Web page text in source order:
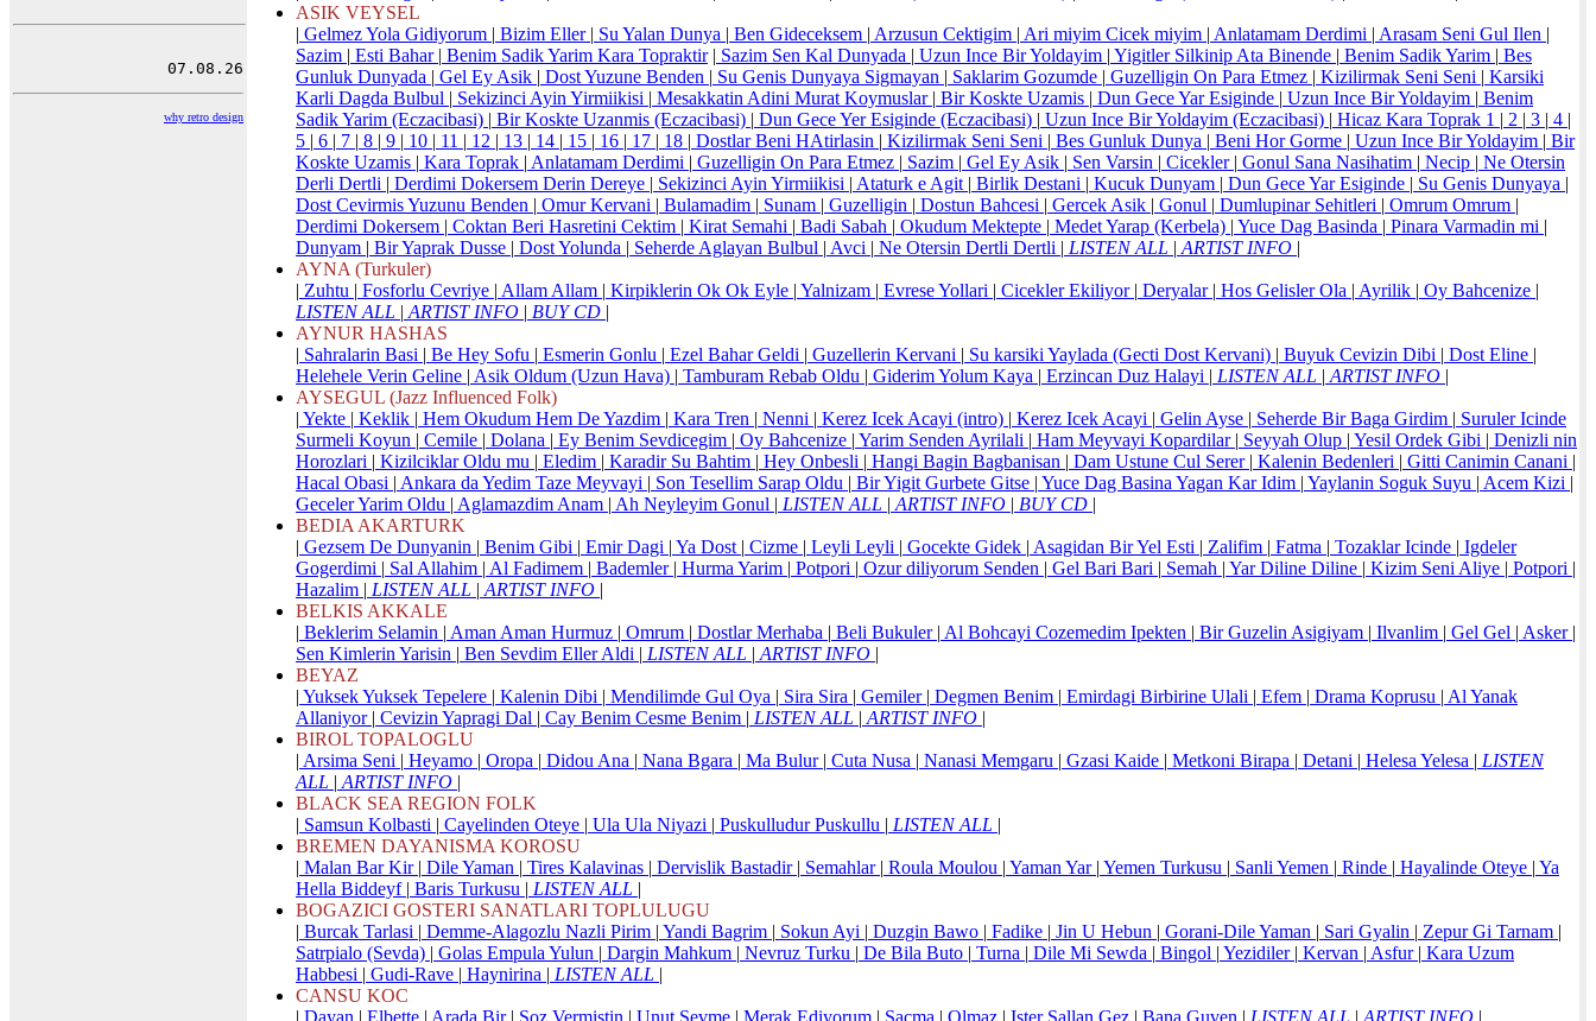
why retro design
ASIK VEYSEL
| Gelmez Yola Gidiyorum | Bizim Eller | Su Yalan Dunya | Ben Gideceksem | Arzusun Cektigim | Ari miyim Cicek miyim | Anlatamam Derdimi | Arasam Seni Gul Ilen |
Sazim | Esti Bahar | Benim Sadik Yarim Kara Topraktir| Sazim Sen Kal Dunyada | Uzun Ince Bir Yoldayim | Yigitler Silkinip Ata Binende | Benim Sadik Yarim | Bes
Gunluk Dunyada | Gel Ey Asik | Dost Yuzune Benden | Su Genis Dunyaya Sigmayan | Saklarim Gozumde | Guzelligin On Para Etmez | Kizilirmak Seni Seni | Karsiki
Karli Dagda Bulbul | Sekizinci Ayin Yirmiikisi | Mesakkatin Adini Murat Koymuslar | Bir Koskte Uzamis | Dun Gece Yar Esiginde | Uzun Ince Bir Yoldayim | Benim
Sadik Yarim (Eczacibasi) | Bir Koskte Uzanmis (Eczacibasi) | Dun Gece Yer Esiginde (Eczacibasi) | Uzun Ince Bir Yoldayim (Eczacibasi) | Hicaz Kara Toprak 1 | 2 | 3 | 4 |
5 | 6 | 7 | 8 | 9 | 10 | 11 | 12 | 13 | 14 | 15 | 16 | 17 | 18 | Dostlar Beni HAtirlasin | Kizilirmak Seni Seni | Bes Gunluk Dunya | Beni Hor Gorme | Uzun Ince Bir Yoldayim | Bir
Koskte Uzamis | Kara Toprak | Anlatamam Derdimi | Guzelligin On Para Etmez | Sazim | Gel Ey Asik | Sen Varsin | Cicekler | Gonul Sana Nasihatim | Necip | Ne Otersin
Derli Dertli | Derdimi Dokersem Derin Dereye | Sekizinci Ayin Yirmiikisi | Ataturk e Agit | Birlik Destani | Kucuk Dunyam | Dun Gece Yar Esiginde | Su Genis Dunyaya |
Dost Cevirmis Yuzunu Benden | Omur Kervani | Bulamadim | Sunam | Guzelligin | Dostun Bahcesi | Gercek Asik | Gonul | Dumlupinar Sehitleri | Omrum Omrum |
Derdimi Dokersem | Coktan Beri Hasretini Cektim | Kirat Semahi | Badi Sabah | Okudum Mektepte | Medet Yarap (Kerbela) | Yuce Dag Basinda | Pinara Varmadin mi |
Dunyam | Bir Yaprak Dusse | Dost Yolunda | Seherde Aglayan Bulbul | Avci | Ne Otersin Dertli Dertli | LISTEN ALL | ARTIST INFO |
AYNA (Turkuler)
| Zuhtu | Fosforlu Cevriye | Allam Allam | Kirpiklerin Ok Ok Eyle | Yalnizam | Evrese Yollari | Cicekler Ekiliyor | Deryalar | Hos Gelisler Ola | Ayrilik | Oy Bahcenize |
LISTEN ALL | ARTIST INFO | BUY CD |
AYNUR HASHAS
| Sahralarin Basi | Be Hey Sofu | Esmerin Gonlu | Ezel Bahar Geldi | Guzellerin Kervani | Su karsiki Yaylada (Gecti Dost Kervani) | Buyuk Cevizin Dibi | Dost Eline |
Helehele Verin Geline | Asik Oldum (Uzun Hava) | Tamburam Rebab Oldu | Giderim Yolum Kaya | Erzincan Duz Halayi | LISTEN ALL | ARTIST INFO |
AYSEGUL (Jazz Influenced Folk)
| Yekte | Keklik | Hem Okudum Hem De Yazdim | Kara Tren | Nenni | Kerez Icek Acayi (intro) | Kerez Icek Acayi | Gelin Ayse | Seherde Bir Baga Girdim | Suruler Icinde
Surmeli Koyun | Cemile | Dolana | Ey Benim Sevdicegim | Oy Bahcenize | Yarim Senden Ayrilali | Ham Meyvayi Kopardilar | Seyyah Olup | Yesil Ordek Gibi | Denizli nin
Horozlari | Kizilciklar Oldu mu | Eledim | Karadir Su Bahtim | Hey Onbesli | Hangi Bagin Bagbanisan | Dam Ustune Cul Serer | Kalenin Bedenleri | Gitti Canimin Canani |
Hacal Obasi | Ankara da Yedim Taze Meyvayi | Son Tesellim Sarap Oldu | Bir Yigit Gurbete Gitse | Yuce Dag Basina Yagan Kar Idim | Yaylanin Soguk Suyu | Acem Kizi |
Geceler Yarim Oldu | Aglamazdim Anam | Ah Neyleyim Gonul | LISTEN ALL | ARTIST INFO | BUY CD |
BEDIA AKARTURK
| Gezsem De Dunyanin | Benim Gibi | Emir Dagi | Ya Dost | Cizme | Leyli Leyli | Gocekte Gidek | Asagidan Bir Yel Esti | Zalifim | Fatma | Tozaklar Icinde | Igdeler
Gogerdimi | Sal Allahim | Al Fadimem | Bademler | Hurma Yarim | Potpori | Ozur diliyorum Senden | Gel Bari Bari | Semah | Yar Diline Diline | Kizim Seni Aliye | Potpori |
Hazalim | LISTEN ALL | ARTIST INFO |
BELKIS AKKALE
| Beklerim Selamin | Aman Aman Hurmuz | Omrum | Dostlar Merhaba | Beli Bukuler | Al Bohcayi Cozemedim Ipekten | Bir Guzelin Asigiyam | Ilvanlim | Gel Gel | Asker |
Sen Kimlerin Yarisin | Ben Sevdim Eller Aldi | LISTEN ALL | ARTIST INFO |
BEYAZ
| Yuksek Yuksek Tepelere | Kalenin Dibi | Mendilimde Gul Oya | Sira Sira | Gemiler | Degmen Benim | Emirdagi Birbirine Ulali | Efem | Drama Koprusu | Al Yanak
Allaniyor | Cevizin Yapragi Dal | Cay Benim Cesme Benim | LISTEN ALL | ARTIST INFO |
BIROL TOPALOGLU
| Arsima Seni | Heyamo | Oropa | Didou Ana | Nana Bgara | Ma Bulur | Cuta Nusa | Nanasi Memgaru | Gzasi Kaide | Metkoni Birapa | Detani | Helesa Yelesa | LISTEN
ALL | ARTIST INFO |
BLACK SEA REGION FOLK
| Samsun Kolbasti | Cayelinden Oteye | Ula Ula Niyazi | Puskulludur Puskullu | LISTEN ALL |
BREMEN DAYANISMA KOROSU
| Malan Bar Kir | Dile Yaman | Tires Kalavinas | Dervislik Bastadir | Semahlar | Roula Moulou | Yaman Yar | Yemen Turkusu | Sanli Yemen | Rinde | Hayalinde Oteye | Ya
Hella Biddeyf | Baris Turkusu | LISTEN ALL |
BOGAZICI GOSTERI SANATLARI TOPLULUGU
| Burcak Tarlasi | Demme-Alagozlu Nazli Pirim | Yandi Bagrim | Sokun Ayi | Duzgin Bawo | Fadike | Jin U Hebun | Gorani-Dile Yaman | Sari Gyalin | Zepur Gi Tarnam |
Satrpialo (Sevda) | Golas Empula Yulun | Dargin Mahkum | Nevruz Turku | De Bila Buto | Turna | Dile Mi Sewda | Bingol | Yezidiler | Kervan | Asfur | Kara Uzum
Habbesi | Gudi-Rave | Haynirina | LISTEN ALL |
CANSU KOC
| Dayan | Elbette | Arada Bir | Soz Vermistin | Unut Sevme | Merak Ediyorum | Sacma | Olmaz | Ister Sallan Gez | Bana Guven | LISTEN ALL | ARTIST INFO |